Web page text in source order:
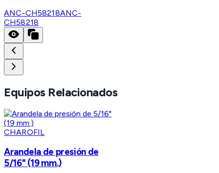
ANC-CH58218ANC-
CH58218
Equipos Relacionados
CHAROFIL
Arandela de presión de
5/16" (19 mm.)